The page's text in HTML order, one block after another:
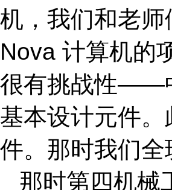
机，我们和老
Nova 计算机的
很有挑战性——
基本设计元件
件。那时我们
那时第四机械